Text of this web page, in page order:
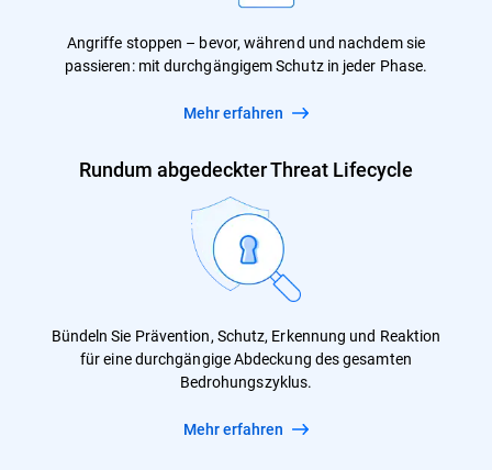
Angriffe stoppen – bevor, während und nachdem sie
passieren: mit durchgängigem Schutz in jeder Phase.
Mehr erfahren
Rundum abgedeckter Threat Lifecycle
Bündeln Sie Prävention, Schutz, Erkennung und Reaktion
für eine durchgängige Abdeckung des gesamten
Bedrohungszyklus.
Mehr erfahren